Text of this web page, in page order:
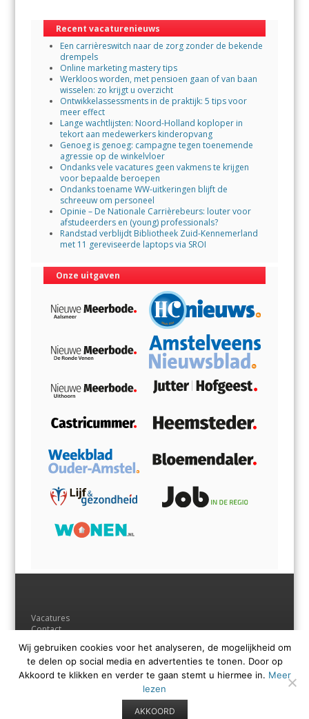
o
o
k
A
p
p
Recent vacaturenieuws
Een carrièreswitch naar de zorg zonder de bekende
drempels
Online marketing mastery tips
Werkloos worden, met pensioen gaan of van baan
wisselen: zo krijgt u overzicht
Ontwikkelassessments in de praktijk: 5 tips voor
meer effect
Lange wachtlijsten: Noord-Holland koploper in
tekort aan medewerkers kinderopvang
Genoeg is genoeg: campagne tegen toenemende
agressie op de winkelvloer
Ondanks vele vacatures geen vakmens te krijgen
voor bepaalde beroepen
Ondanks toename WW-uitkeringen blijft de
schreeuw om personeel
Opinie – De Nationale Carrièrebeurs: louter voor
afstudeerders en (young) professionals?
Randstad verblijdt Bibliotheek Zuid-Kennemerland
met 11 gereviseerde laptops via SROI
Onze uitgaven
Vacatures
Contact
Andere uitgaven
Voorwaarden
Privacyverklaring
© Regio Media Groep B.V.
Wij gebruiken cookies voor het analyseren, de mogelijkheid om
te delen op social media en advertenties te tonen. Door op
Akkoord te klikken en verder te gaan stemt u hiermee in. Meer
lezen
AKKOORD